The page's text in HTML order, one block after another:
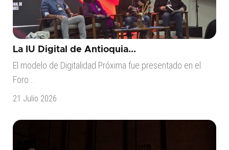
La IU Digital de Antioquia...
El modelo de Digitalidad Próxima fue presentado en el
Foro...
21 Julio 2026